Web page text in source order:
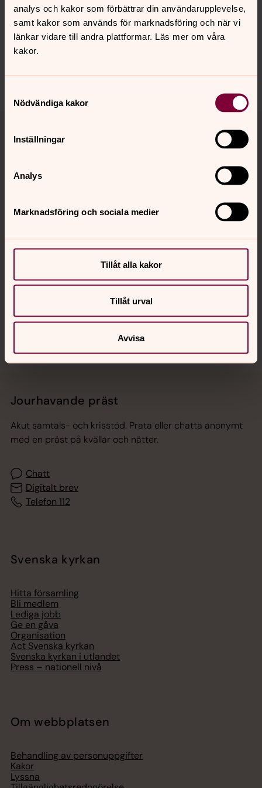
analys och kakor som förbättrar din användarupplevelse,
samt kakor som används för marknadsföring och när vi
länkar vidare till andra plattformar. Läs mer om våra
kakor.
Nödvändiga kakor
Inställningar
Analys
Marknadsföring och sociala medier
Tillåt alla kakor
Tillåt urval
Avvisa
Synpunkter eller frågor på sidans
innehåll?
vallingby.forsamling@svenskakyrkan.se
Dela
Kontakt
Kalender
Jourhavande präst
Akut samtals- och krisstöd. Prata eller chatta anonymt
med en präst på kvällar och nätter.
Chatt
Digitalt brev
Telefon 112
Svenska kyrkan
Hitta församling
Bli medlem
Lediga jobb
Ge en gåva
Organisation
Act Svenska kyrkan
Svenska kyrkan i utlandet
Press – nationell nivå
Om webbplatsen
Behandling av personuppgifter
Kakor
Lyssna